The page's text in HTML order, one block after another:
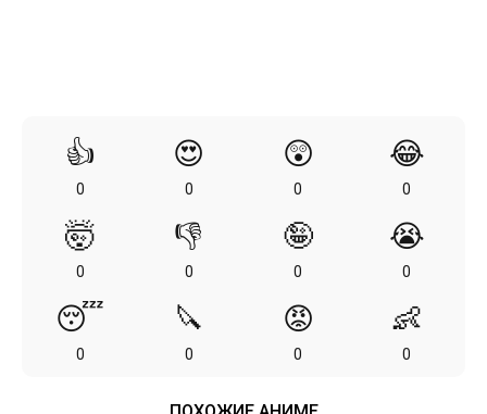
👍
0
😍
0
😲
0
😂
0
🤯
0
👎
0
🤪
0
😭
0
😴
0
🔪
0
😡
0
👶
0